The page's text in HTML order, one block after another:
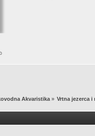
Akvaristika» Vrtna jezerca i